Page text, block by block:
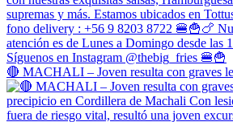
🔴 MACHALI – Joven resulta con graves